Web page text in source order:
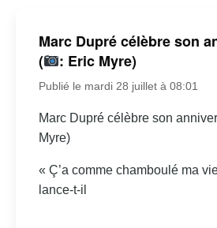
Marc Dupré célèbre son
(
: Eric Myre)
Publié le mardi 28 juillet à 08:01
Marc Dupré célèbre son
Myre)
« Ç’a comme chamboulé ma
lance-t-il